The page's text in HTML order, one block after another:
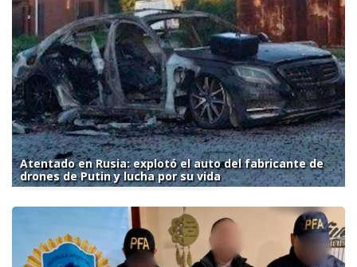
Atentado en Rusia: explotó el auto del fabricante de
drones de Putin y lucha por su vida